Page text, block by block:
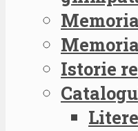
Istorie